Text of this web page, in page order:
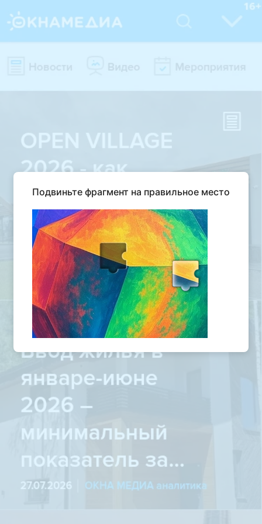
Подвиньте фрагмент на правильное место